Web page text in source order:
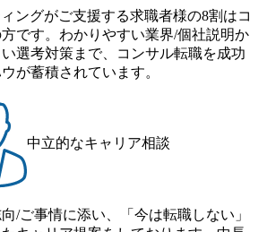
article/382811) シンプレクスと
東京都港区の行政手続き100%デジタル
articles/-/3520247) 【未経験
ファー ・ワンプールで様々なインダ
べる環境 【コンサルファーム経験
足を置きながら、他領域にもチャレン
トルアップでのオファー ・現職ファー
収 ・実力主義でプロモーションでき
あり） ・週に1度のアサインｍｔｇで
を反映できるｐｊにアサインしても
業・終業時刻の繰り上げ・繰り下げが
子1人につき5日まで取得でき、1時間
家族看護休暇： 5日まで取得で
することも可能 【独身寮、住宅手当制
山事業所の近くに、白風寮と青風寮の2
入居基準を満たす方が入居可能で
満33歳までの独身者 ・自宅から勤務地
時間を超えること 住宅手当： 本社の
等が無いため、条件を満たす方には
。 また、独身寮は男性のみの入居と
満たす女性には住宅手当を支給しま
般賃貸物件を従業員が契約し、規程で
ングがご支援する求職者様の8割はコ
です。わかりやすい業界/個社説明か
選考対策まで、コンサル転職を成功
が蓄積されています。
中立的なキャリア相談
/ご事情に添い、「今は転職しない」